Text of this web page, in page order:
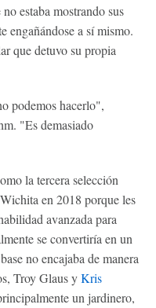
estaba mostrando sus
engañándose a sí mismo.
que detuvo su propia
podemos hacerlo",
"Es demasiado
la tercera selección
en 2018 porque les
avanzada para
se convertiría en un
no encajaba de manera
Troy Glaus yKris
un jardinero,